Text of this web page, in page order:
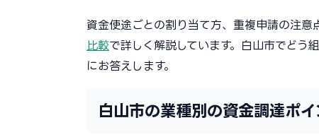
資金使途ごとの割り当て方、重複申請の注
比較で詳しく解説しています。白山市でどう
にお答えします。
白山市の業種別の資金調達ポイ